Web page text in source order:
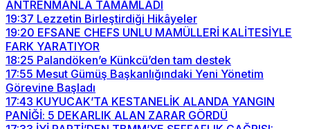
ANTRENMANLA TAMAMLADI
19:37 Lezzetin Birleştirdiği Hikâyeler
19:20 EFSANE CHEFS UNLU MAMÜLLERİ KALİTESİYLE
FARK YARATIYOR
18:25 Palandöken’e Künkcü’den tam destek
17:55 Mesut Gümüş Başkanlığındaki Yeni Yönetim
Görevine Başladı
17:43 KUYUCAK’TA KESTANELİK ALANDA YANGIN
PANİĞİ: 5 DEKARLIK ALAN ZARAR GÖRDÜ